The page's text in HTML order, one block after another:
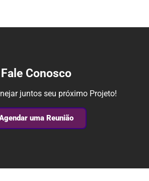
Fale Conosco
juntos seu próximo Projeto!
uma Reunião